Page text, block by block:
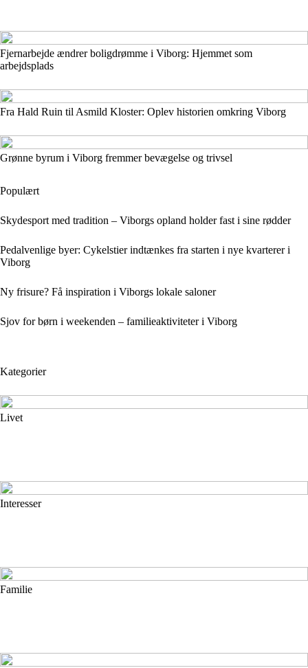
Fjernarbejde ændrer boligdrømme i Viborg: Hjemmet som
arbejdsplads
Fra Hald Ruin til Asmild Kloster: Oplev historien omkring Viborg
Grønne byrum i Viborg fremmer bevægelse og trivsel
Populært
Skydesport med tradition – Viborgs opland holder fast i sine rødder
Pedalvenlige byer: Cykelstier indtænkes fra starten i nye kvarterer i
Viborg
Ny frisure? Få inspiration i Viborgs lokale saloner
Sjov for børn i weekenden – familieaktiviteter i Viborg
Kategorier
Livet
Interesser
Familie